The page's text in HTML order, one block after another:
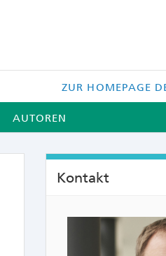
ZUR HOMEPAGE
AUTOREN
Kontakt